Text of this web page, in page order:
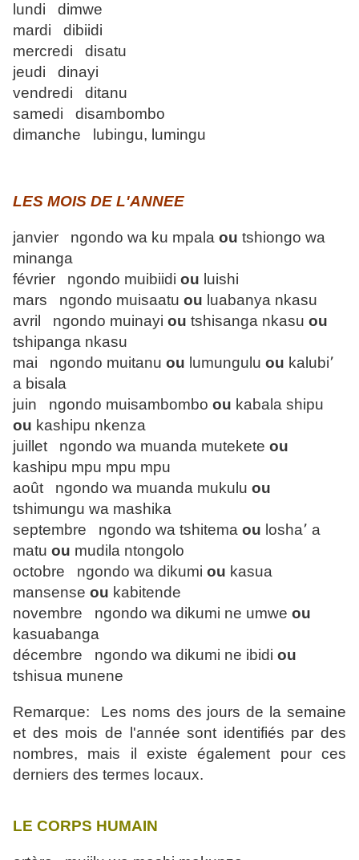
lundi dimwe
mardi dibiidi
mercredi disatu
jeudi dinayi
vendredi ditanu
samedi disambombo
dimanche lubingu, lumingu
LES MOIS DE L'ANNEE
janvier ngondo wa ku mpala ou tshiongo wa
minanga
février ngondo muibiidi ou luishi
mars ngondo muisaatu ou luabanya nkasu
avril ngondo muinayi ou tshisanga nkasu ou
tshipanga nkasu
mai ngondo muitanu ou lumungulu ou kalubi՚
a bisala
juin ngondo muisambombo ou kabala shipu
ou kashipu nkenza
juillet ngondo wa muanda mutekete ou
kashipu mpu mpu mpu
août ngondo wa muanda mukulu ou
tshimungu wa mashika
septembre ngondo wa tshitema ou losha՚ a
matu ou mudila ntongolo
octobre ngondo wa dikumi ou kasua
mansense ou kabitende
novembre ngondo wa dikumi ne umwe ou
kasuabanga
décembre ngondo wa dikumi ne ibidi ou
tshisua munene
Remarque: Les noms des jours de la semaine
et des mois de l'année sont identifiés par des
nombres, mais il existe également pour ces
derniers des termes locaux.
LE CORPS HUMAIN